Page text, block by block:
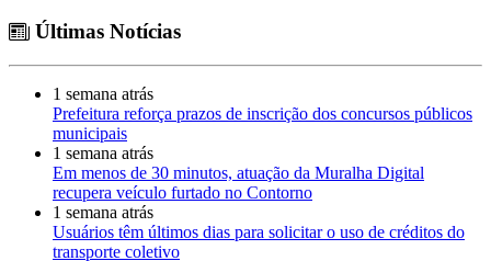
Últimas Notícias
1 semana atrás
Prefeitura reforça prazos de inscrição dos concursos públicos
municipais
1 semana atrás
Em menos de 30 minutos, atuação da Muralha Digital
recupera veículo furtado no Contorno
1 semana atrás
Usuários têm últimos dias para solicitar o uso de créditos do
transporte coletivo